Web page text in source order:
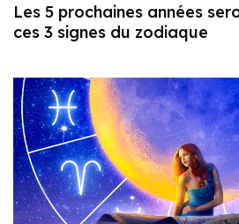
Les 5 prochaines années
ces 3 signes du zodiaque